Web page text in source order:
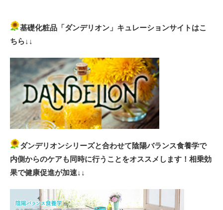
基礎化粧品「ダンデリオン」キュレーションサイトはこ
ちら↓↓
ダンデリオンシリーズと合わせて陰陽バランス食養学で
内側からのケアも同時に行うことをオススメします！相乗効
果で健康促進が加速↓↓